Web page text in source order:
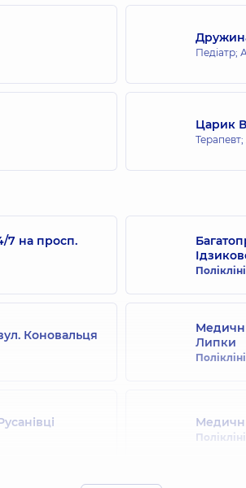
Педіатр;
Царик
7 на просп.
Коновальця
Липки